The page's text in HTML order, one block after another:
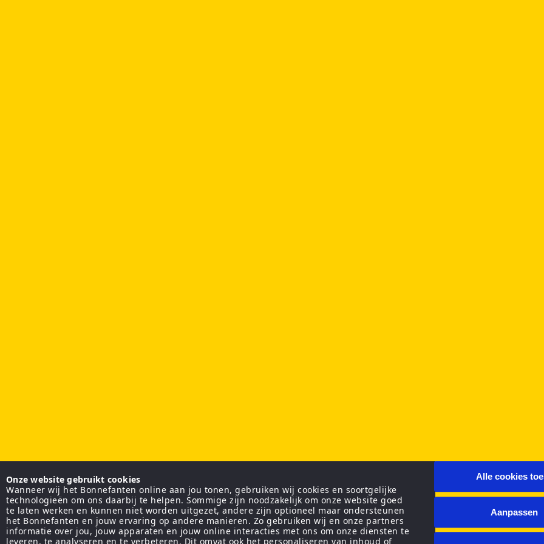
Onze website gebruikt cookies
Wanneer wij het Bonnefanten online aan jou tonen, gebruiken wij cookies en soortgelijke
technologieën om ons daarbij te helpen. Sommige zijn noodzakelijk om onze website goed
te laten werken en kunnen niet worden uitgezet, andere zijn optioneel maar ondersteunen
het Bonnefanten en jouw ervaring op andere manieren. Zo gebruiken wij en onze partners
informatie over jou, jouw apparaten en jouw online interacties met ons om onze diensten te
leveren, te analyseren en te verbeteren. Dit omvat ook het personaliseren van inhoud of
Alle cookies
Aanpassen